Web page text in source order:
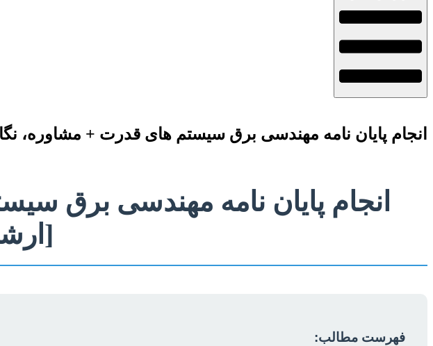
انجام پایان نامه مهندسی برق سیستم های قدرت + مشاوره،
انجام پایان نامه مهندسی برق
فهرست مطالب: